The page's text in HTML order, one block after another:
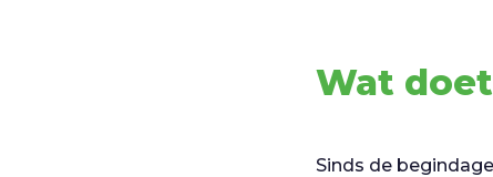
Wat
Sinds de